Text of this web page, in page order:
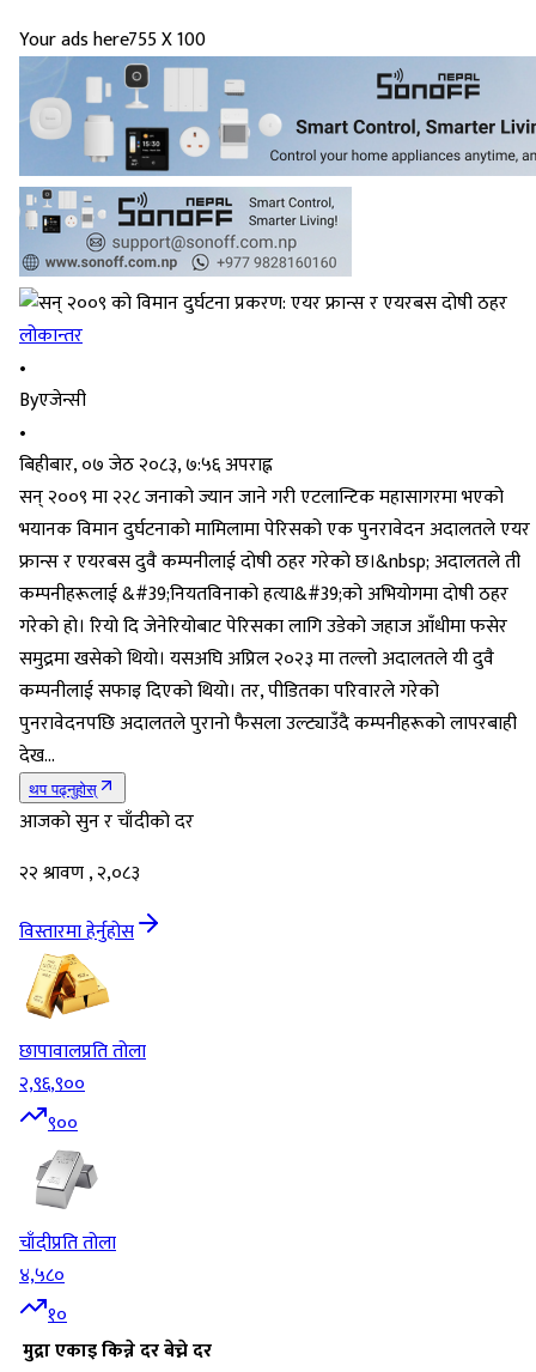
Your ads here755 X 100
लोकान्तर
•
Byएजेन्सी
•
बिहीबार, ०७ जेठ २०८३, ७:५६ अपराह्न
सन् २००९ मा २२८ जनाको ज्यान जाने गरी एटलान्टिक महासागरमा भएको
भयानक विमान दुर्घटनाको मामिलामा पेरिसको एक पुनरावेदन अदालतले एयर
फ्रान्स र एयरबस दुवै कम्पनीलाई दोषी ठहर गरेको छ।&nbsp; अदालतले ती
कम्पनीहरूलाई &#39;नियतविनाको हत्या&#39;को अभियोगमा दोषी ठहर
गरेको हो। रियो दि जेनेरियोबाट पेरिसका लागि उडेको जहाज आँधीमा फसेर
समुद्रमा खसेको थियो। यसअघि अप्रिल २०२३ मा तल्लो अदालतले यी दुवै
कम्पनीलाई सफाइ दिएको थियो। तर, पीडितका परिवारले गरेको
पुनरावेदनपछि अदालतले पुरानो फैसला उल्ट्याउँदै कम्पनीहरूको लापरबाही
देख...
थप पढ्नुहोस्
आजको सुन र चाँदीको दर
२२ श्रावण , २,०८३
विस्तारमा हेर्नुहोस
छापावालप्रति तोला
२,९६,९००
९००
चाँदीप्रति तोला
४,५८०
१०
मुद्राएकाइकिन्ने दरबेच्ने दर